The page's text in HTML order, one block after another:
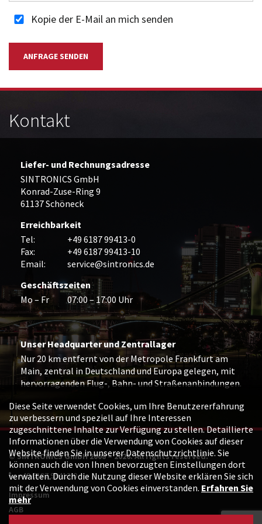
Kopie der E-Mail an mich senden
ANFRAGE SENDEN
Kontakt
Liefer- und Rechnungsadresse
SINTRONICS GmbH
Konrad-Zuse-Ring 9
61137 Schöneck
Erreichbarkeit
Tel:
+49 6187 99413-0
Fax:
+49 6187 99413-10
Email:
service@sintronics.de
Geschäftszeiten
Mo – Fr
07:00 – 17:00 Uhr
Unser Headquarter und Zentrallager
Nur 20 km entfernt von der Metropole Frankfurt am
Main, zentral in Deutschland und Europa gelegen, mit
hervorragenden Flug-, Bahn- und Straßenanbindungen.
© SINTRONICS GmbH 2008 – 2026. All rights reserved.
+49 6187 99413-0
Impressum
AGB
Diese Seite verwendet Cookies, um Ihre Benutzererfahrung
zu verbessern und speziell auf Ihre Interessen
zugeschnittene Inhalte zur Verfügung zu stellen. Detaillierte
Informationen über die Verwendung von Cookies auf dieser
Website finden Sie in unserer Datenschutzrichtlinie. Sie
können auch die von Ihnen bevorzugten Einstellungen dort
verwalten. Durch die Nutzung dieser Website erklären Sie sich
mit der Verwendung von Cookies einverstanden. Erfahren Sie
mehr